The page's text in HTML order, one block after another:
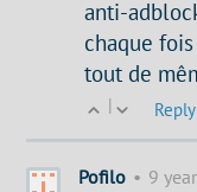
anti-
chaque
tout de
| Reply
Pofilo • 9